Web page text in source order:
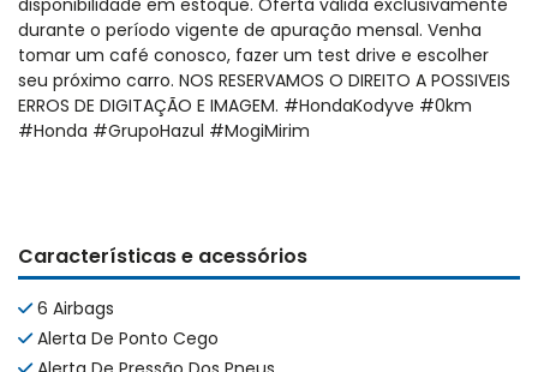
durante o período vigente de apuração mensal. Venha
tomar um café conosco, fazer um test drive e escolher
seu próximo carro. NOS RESERVAMOS O DIREITO A POSSIVEIS
ERROS DE DIGITAÇÃO E IMAGEM. #HondaKodyve #0km
#Honda #GrupoHazul #MogiMirim
Características e acessórios
6 Airbags
Alerta De Ponto Cego